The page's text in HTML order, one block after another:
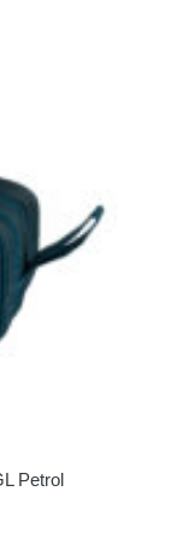
Petrol